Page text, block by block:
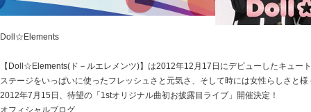
Doll☆Elements
【Doll☆Elements(ド－ルエレメンツ)】は2012年12月17日にデビューしたキュー
ステージをいっぱいに使ったフレッシュさと元気さ、そして時には女性らしさと
2012年7月15日、待望の「1stオリジナル曲初お披露目ライブ」開催決定！
オフィシャルブログ